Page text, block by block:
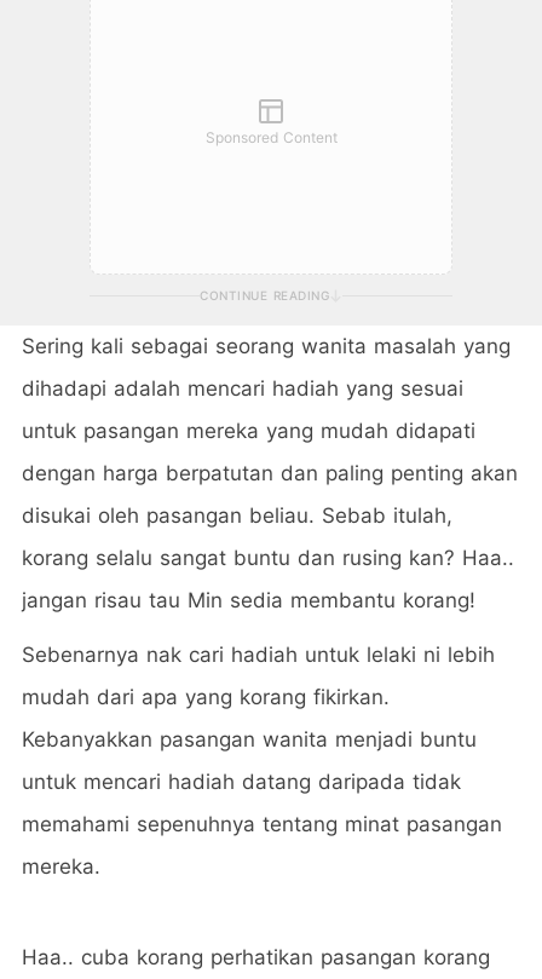
Sponsored Content
CONTINUE READING
Sering kali sebagai seorang wanita masalah yang
dihadapi adalah mencari hadiah yang sesuai
untuk pasangan mereka yang mudah didapati
dengan harga berpatutan dan paling penting akan
disukai oleh pasangan beliau. Sebab itulah,
korang selalu sangat buntu dan rusing kan? Haa..
jangan risau tau Min sedia membantu korang!
Sebenarnya nak cari hadiah untuk lelaki ni lebih
mudah dari apa yang korang fikirkan.
Kebanyakkan pasangan wanita menjadi buntu
untuk mencari hadiah datang daripada tidak
memahami sepenuhnya tentang minat pasangan
mereka.
Haa.. cuba korang perhatikan pasangan korang